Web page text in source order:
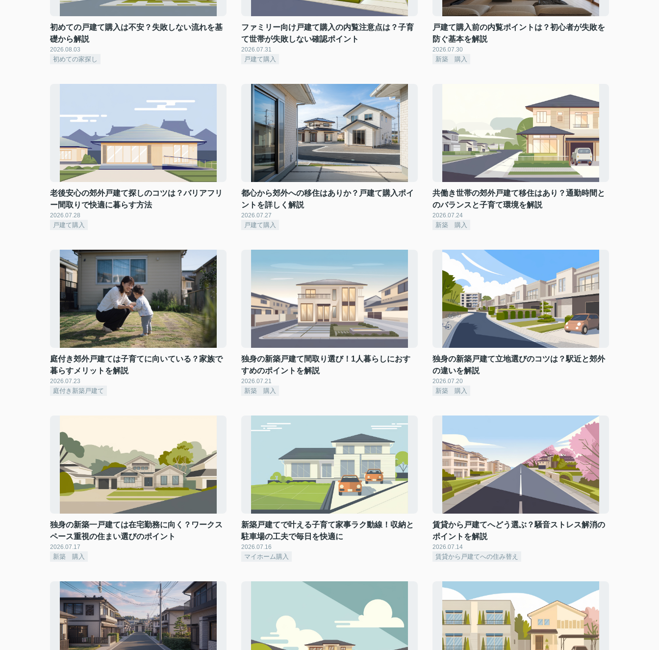
初めての戸建て購入は不安？失敗しない流れを基
礎から解説
2026.08.03
初めての家探し
ファミリー向け戸建て購入の内覧注意点は？子育
て世帯が失敗しない確認ポイント
2026.07.31
戸建て購入
戸建て購入前の内覧ポイントは？初心者が失敗を
防ぐ基本を解説
2026.07.30
新築 購入
老後安心の郊外戸建て探しのコツは？バリアフリ
ー間取りで快適に暮らす方法
2026.07.28
戸建て購入
都心から郊外への移住はありか？戸建て購入ポイ
ントを詳しく解説
2026.07.27
戸建て購入
共働き世帯の郊外戸建て移住はあり？通勤時間と
のバランスと子育て環境を解説
2026.07.24
新築 購入
庭付き郊外戸建ては子育てに向いている？家族で
暮らすメリットを解説
2026.07.23
庭付き新築戸建て
独身の新築戸建て間取り選び！1人暮らしにおす
すめのポイントを解説
2026.07.21
新築 購入
独身の新築戸建て立地選びのコツは？駅近と郊外
の違いを解説
2026.07.20
新築 購入
独身の新築一戸建ては在宅勤務に向く？ワークス
ペース重視の住まい選びのポイント
2026.07.17
新築 購入
新築戸建てで叶える子育て家事ラク動線！収納と
駐車場の工夫で毎日を快適に
2026.07.16
マイホーム購入
賃貸から戸建てへどう選ぶ？騒音ストレス解消の
ポイントを解説
2026.07.14
賃貸から戸建てへの住み替え